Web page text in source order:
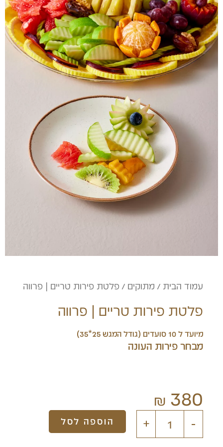
עמוד הבית / מתוקים / פלטת פירות טריים | פרווה
פלטת פירות טריים | פרווה
מיועד ל 10 סועדים (גודל המגש 25*35)
מבחר פירות העונה
₪ 380
-של
פלטת
+ הוספה לסל